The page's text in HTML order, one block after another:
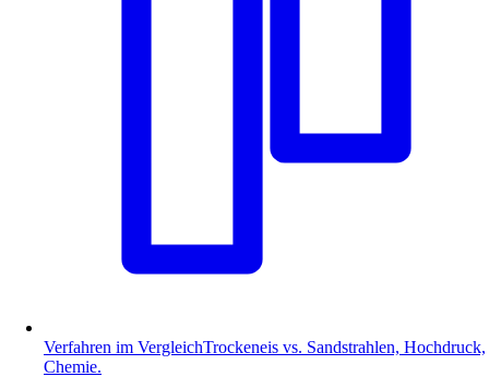
Verfahren im VergleichTrockeneis vs. Sandstrahlen, Hochdruck,
Chemie.